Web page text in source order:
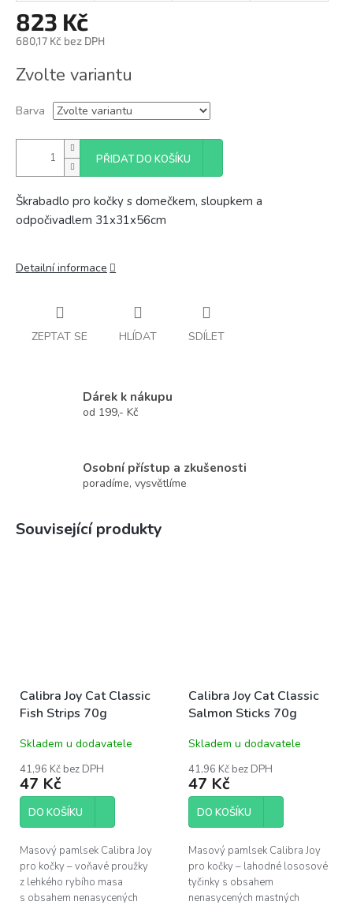
823 Kč
680,17 Kč bez DPH
cena:
Zvolte variantu
Barva
PŘIDAT DO KOŠÍKU
Škrabadlo pro kočky s domečkem, sloupkem a
odpočivadlem 31x31x56cm
Detailní informace
ZEPTAT SE HLÍDAT SDÍLET
Dárek k nákupu
od 199,- Kč
Osobní přístup a zkušenosti
poradíme, vysvětlíme
Související produkty
Calibra Joy Cat Classic
Fish Strips 70g
Skladem u dodavatele
41,96 Kč bez DPH
47 Kč
DO KOŠÍKU
Masový pamlsek Calibra Joy
pro kočky – voňavé proužky
z lehkého rybího masa
s obsahem nenasycených
Calibra Joy Cat Classic
Salmon Sticks 70g
Skladem u dodavatele
41,96 Kč bez DPH
47 Kč
DO KOŠÍKU
Masový pamlsek Calibra Joy
pro kočky – lahodné lososové
tyčinky s obsahem
nenasycených mastných